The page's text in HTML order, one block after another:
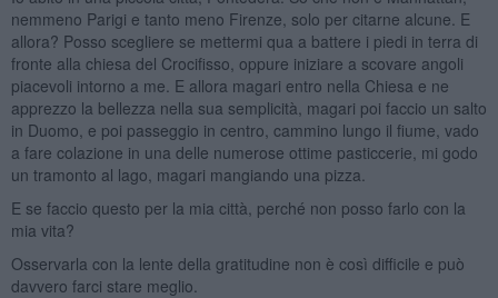
nemmeno Parigi e tanto meno Firenze, solo per citarne alcune. E
allora? Posso scegliere se mettermi qua a battere i piedi in terra di
fronte alla chiesa del Crocifisso, oppure iniziare a scovare angoli
piacevoli intorno a me. E allora magari entro nella Chiesa e ne
apprezzo la bellezza nella sua semplicità, magari poi faccio un salto
in Duomo, e poi passeggio in centro, cammino lungo il fiume, vado
a fare colazione in una delle numerose ottime pasticcerie, mi godo
un tramonto al lago, magari mangiando una pizza.
E se faccio questo per la mia città, perché non posso farlo con la
mia vita?
Osservarla con la lente della gratitudine non è così difficile e può
davvero farci stare meglio.